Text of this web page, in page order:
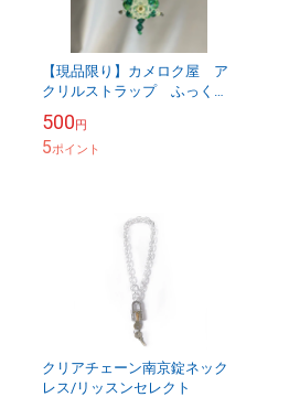
【現品限り】カメロク屋 ア
クリルストラップ ふっくら
500円
5ポイント
クリアチェーン南京錠ネック
レス/リッスンセレクト